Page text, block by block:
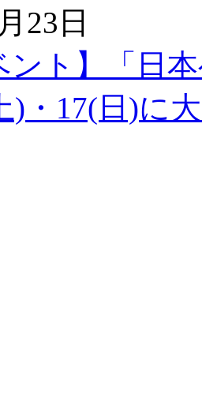
23日
ント】「日
)・17(日)に